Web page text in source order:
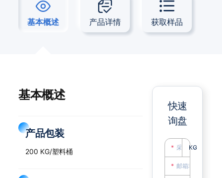
基本概述
产品包装
200 KG/塑料桶
快速
询盘
KG
基本概述 产品详情 获取样品